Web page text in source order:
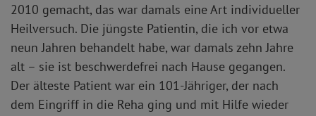
2010 gemacht, das war damals eine Art individueller
Heilversuch. Die jüngste Patientin, die ich vor etwa
neun Jahren behandelt habe, war damals zehn Jahre
alt – sie ist beschwerdefrei nach Hause gegangen.
Der älteste Patient war ein 101-Jähriger, der nach
dem Eingriff in die Reha ging und mit Hilfe wieder